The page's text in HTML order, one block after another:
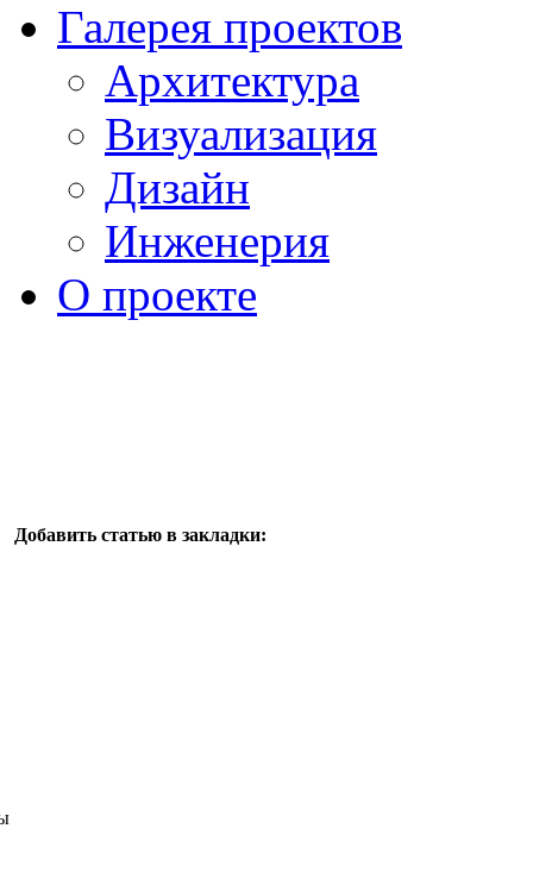
Галерея проектов
Архитектура
Визуализация
Дизайн
Инженерия
О проекте
Добавить статью в закладки: